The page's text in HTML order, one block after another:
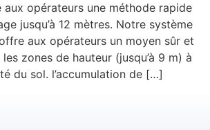
opérateurs une méthode rapide
jusqu’à 12 mètres. Notre système
aux opérateurs un moyen sûr et
zones de hauteur (jusqu’à 9 m) à
du sol. l’accumulation de […]